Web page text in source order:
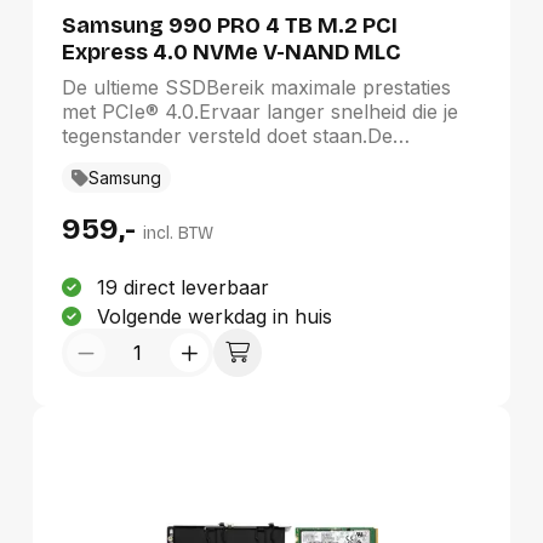
Samsung 990 PRO 4 TB M.2 PCI
Express 4.0 NVMe V-NAND MLC
De ultieme SSDBereik maximale prestaties
met PCIe® 4.0.Ervaar langer snelheid die je
tegenstander versteld doet staan.De
van de controller levert superieur efficiënt
presteren, zodat jij altijd bovenaan staat.PCIe
snelheid. 40% en 55% sneller random
lezen/schrijven dan 980 PRO - tot
1400K/1550K IOPS, terwijl de sequentiële
snelheid voor lezen/schrijven tot 7450/6900
meer vermogen nodig. 990 PRO gebruikt
Samsung
959,- incl. BTW
19 direct leverbaar
Volgende werkdag in huis